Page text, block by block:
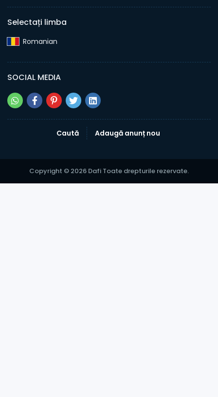
Selectați limba
Romanian‎
SOCIAL MEDIA
Caută Adaugă anunț nou
Copyright © 2026 Dafi Toate drepturile rezervate.